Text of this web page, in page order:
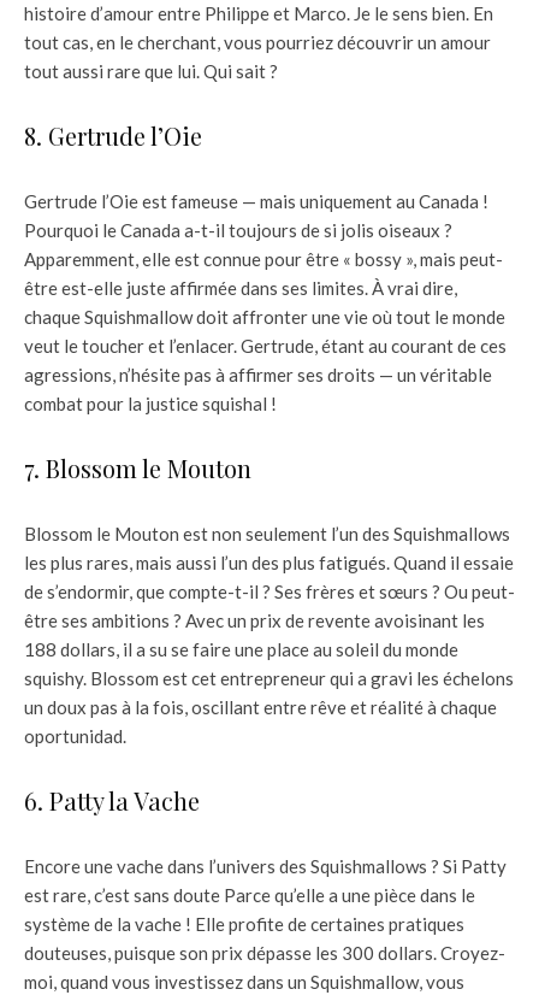
histoire d’amour entre Philippe et Marco. Je le sens bien. En
tout cas, en le cherchant, vous pourriez découvrir un amour
tout aussi rare que lui. Qui sait ?
8. Gertrude l’Oie
Gertrude l’Oie est fameuse — mais uniquement au Canada !
Pourquoi le Canada a-t-il toujours de si jolis oiseaux ?
Apparemment, elle est connue pour être « bossy », mais peut-
être est-elle juste affirmée dans ses limites. À vrai dire,
chaque Squishmallow doit affronter une vie où tout le monde
veut le toucher et l’enlacer. Gertrude, étant au courant de ces
agressions, n’hésite pas à affirmer ses droits — un véritable
combat pour la justice squishal !
7. Blossom le Mouton
Blossom le Mouton est non seulement l’un des Squishmallows
les plus rares, mais aussi l’un des plus fatigués. Quand il essaie
de s’endormir, que compte-t-il ? Ses frères et sœurs ? Ou peut-
être ses ambitions ? Avec un prix de revente avoisinant les
188 dollars, il a su se faire une place au soleil du monde
squishy. Blossom est cet entrepreneur qui a gravi les échelons
un doux pas à la fois, oscillant entre rêve et réalité à chaque
oportunidad.
6. Patty la Vache
Encore une vache dans l’univers des Squishmallows ? Si Patty
est rare, c’est sans doute Parce qu’elle a une pièce dans le
système de la vache ! Elle profite de certaines pratiques
douteuses, puisque son prix dépasse les 300 dollars. Croyez-
moi, quand vous investissez dans un Squishmallow, vous